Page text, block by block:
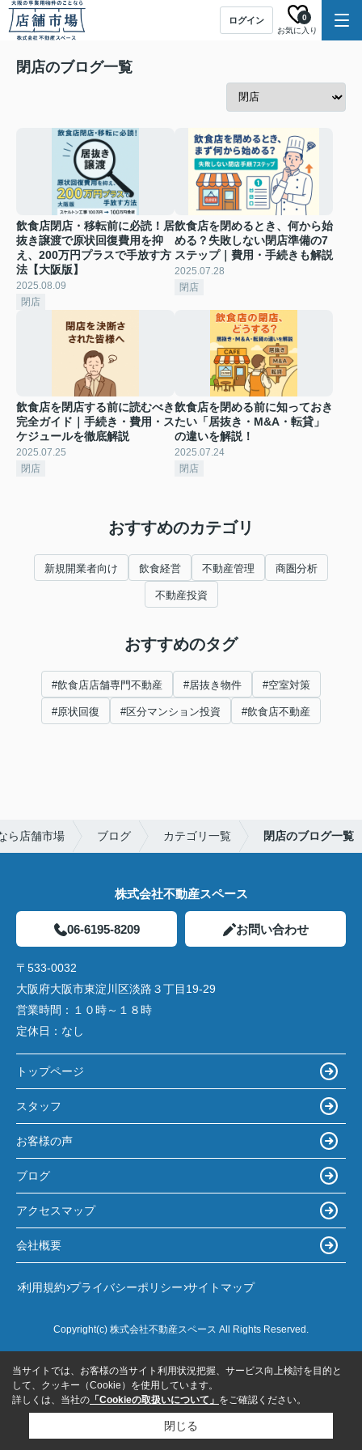
ログイン
お気に入り
0
閉店のブログ一覧
飲食店閉店・移転前に必読！居
抜き譲渡で原状回復費用を抑
え、200万円プラスで手放す方
法【大阪版】
2025.08.09
閉店
飲食店を閉めるとき、何から始
める？失敗しない閉店準備の7
ステップ｜費用・手続きも解説
2025.07.28
閉店
飲食店を閉店する前に読むべき
完全ガイド｜手続き・費用・ス
ケジュールを徹底解説
2025.07.25
閉店
飲食店を閉める前に知っておき
たい「居抜き・M&A・転貸」
の違いを解説！
2025.07.24
閉店
おすすめのカテゴリ
新規開業者向け 飲食経営 不動産管理 商圏分析
不動産投資
おすすめのタグ
#飲食店店舗専門不動産 #居抜き物件 #空室対策
#原状回復 #区分マンション投資 #飲食店不動産
ら店舗市場 ブログ カテゴリ一覧 閉店のブログ一覧
株式会社不動産スペース
06-6195-8209 お問い合わせ
〒533-0032
大阪府大阪市東淀川区淡路３丁目19-29
営業時間： １０時～１８時
定休日： なし
トップページ
スタッフ
お客様の声
ブログ
アクセスマップ
会社概要
利用規約 プライバシーポリシー サイトマップ
Copyright(c) 株式会社不動産スペース All Rights Reserved.
当サイトでは、お客様の当サイト利用状況把握、サービス向上検討を目的と
して、クッキー（Cookie）を使用しています。
詳しくは、当社の 「Cookieの取扱いについて」 をご確認ください。
閉じる